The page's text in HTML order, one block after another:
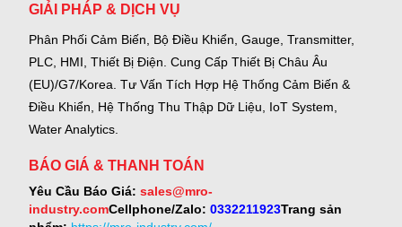
GIẢI PHÁP & DỊCH VỤ
Phân Phối Cảm Biến, Bộ Điều Khiển, Gauge, Transmitter,
PLC, HMI, Thiết Bị Điện. Cung Cấp Thiết Bị Châu Âu
(EU)/G7/Korea. Tư Vấn Tích Hợp Hệ Thống Cảm Biến &
Điều Khiển, Hệ Thống Thu Thập Dữ Liệu, IoT System,
Water Analytics.
BÁO GIÁ & THANH TOÁN
Yêu Cầu Báo Giá: sales@mro-
industry.comCellphone/Zalo: 0332211923Trang sản